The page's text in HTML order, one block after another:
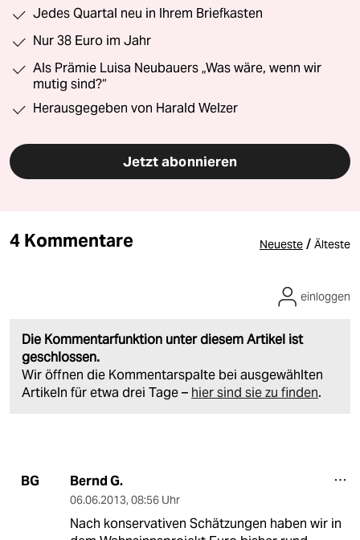
Jedes Quartal neu in Ihrem Briefkasten
Nur 38 Euro im Jahr
Als Prämie Luisa Neubauers „Was wäre, wenn wir
mutig sind?“
Herausgegeben von Harald Welzer
Jetzt abonnieren
4 Kommentare Neueste / Älteste
Die Kommentarfunktion unter diesem Artikel ist
geschlossen.
Wir öffnen die Kommentarspalte bei ausgewählten
Artikeln für etwa drei Tage – hier sind sie zu finden.
einloggen
BG Bernd G.
06.06.2013, 08:56 Uhr
Nach konservativen Schätzungen haben wir in